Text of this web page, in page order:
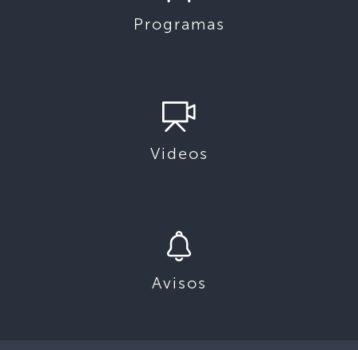
Programas
Videos
Avisos